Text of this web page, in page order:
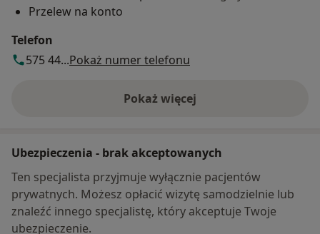
Przelew na konto
Telefon
575 44...Pokaż numer telefonu
Pokaż więcej
o adresie
Ubezpieczenia - brak akceptowanych
Ten specjalista przyjmuje wyłącznie pacjentów
prywatnych. Możesz opłacić wizytę samodzielnie lub
znaleźć innego specjalistę, który akceptuje Twoje
ubezpieczenie.